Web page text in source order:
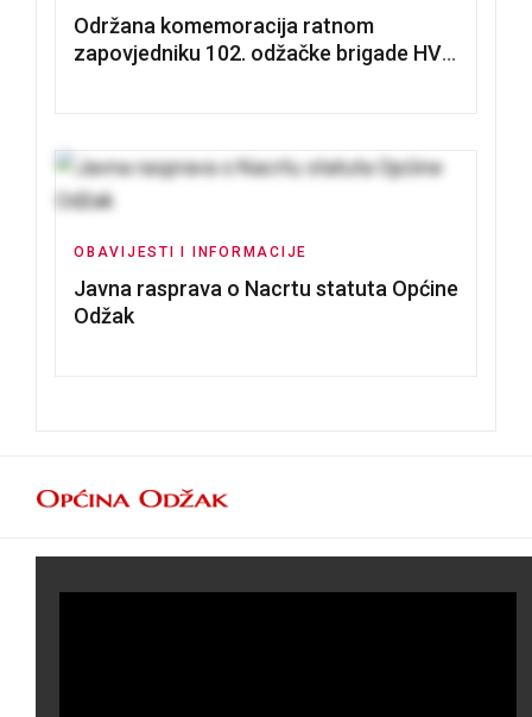
Održana komemoracija ratnom
zapovjedniku 102. odžačke brigade HVO
OBAVIJESTI I INFORMACIJE
Javna rasprava o Nacrtu statuta Općine
Odžak